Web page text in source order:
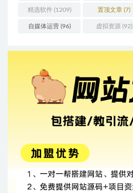
精选软件(1209) 置顶文章 (7)
自媒体运营(96) 虚拟资源 (92)